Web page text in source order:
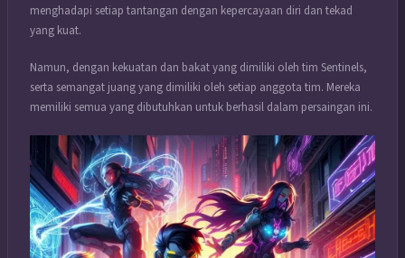
menghadapi setiap tantangan dengan kepercayaan diri dan tekad
yang kuat.
Namun, dengan kekuatan dan bakat yang dimiliki oleh tim Sentinels,
serta semangat juang yang dimiliki oleh setiap anggota tim. Mereka
memiliki semua yang dibutuhkan untuk berhasil dalam persaingan ini.